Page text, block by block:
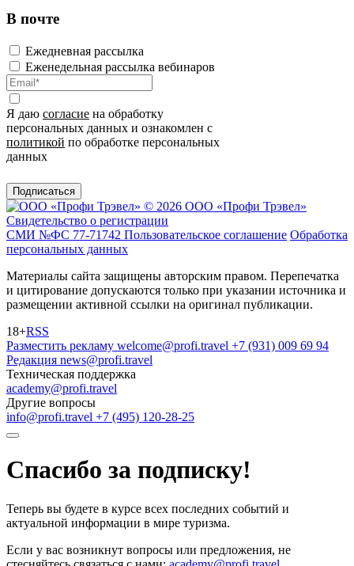
В почте
Ежедневная рассылка
Еженедельная рассылка вебинаров
Я даю согласие на обработку
персональных данных и ознакомлен с
политикой по обработке персональных
данных
Подписаться
© 2026 ООО «Профи Трэвeл»
Свидетельство о регистрации
СМИ №ФС 77-71742 Пользовательское соглашение Обработка
персональных данных
Материалы сайта защищены авторским правом. Перепечатка
и цитирование допускаются только при указании источника и
размещении активной ссылки на оригинал публикации.
18+RSS
Разместить рекламу welcome@profi.travel +7 (931) 009 69 94
Редакция news@profi.travel
Техническая поддержка
academy@profi.travel
Другие вопросы
info@profi.travel +7 (495) 120-28-25
Спасибо за подписку!
Теперь вы будете в курсе всех последних событий и
актуальной информации в мире туризма.
Если у вас возникнут вопросы или предложения, не